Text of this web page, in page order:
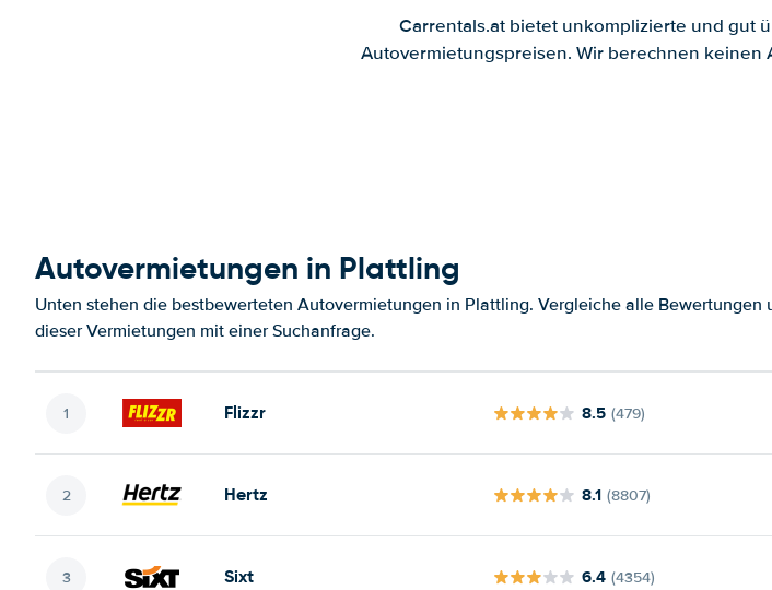
Carrentals.at bietet unkomplizierte und gut
Autovermietungspreisen. Wir berechnen
Autovermietungen in Plattling
Unten stehen die bestbewerteten Autovermietungen in Plattling. Vergleiche alle Bewertungen
dieser Vermietungen mit einer Suchanfrage.
Flizzr 8.5 (479)
Hertz 8.1 (8807)
Sixt 6.4 (4354)